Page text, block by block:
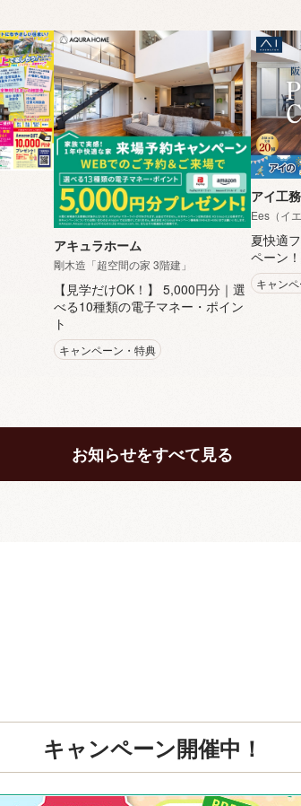
アキュラホーム
剛木造「超空間の家 3階建」
【見学だけOK！】 5,000円分｜選
べる10種類の電子マネー・ポイン
ト
キャンペーン・特典
アイ工
Ees（イエ
夏快適
ペーン！
キャン
お知らせをすべて見る
キャンペーン開催中！